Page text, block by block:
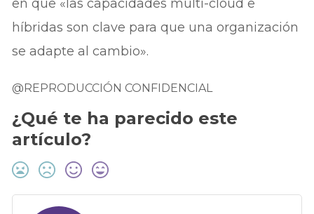
en que «las capacidades multi-cloud e
híbridas son clave para que una organización
se adapte al cambio».
@REPRODUCCIÓN CONFIDENCIAL
¿Qué te ha parecido este
artículo?